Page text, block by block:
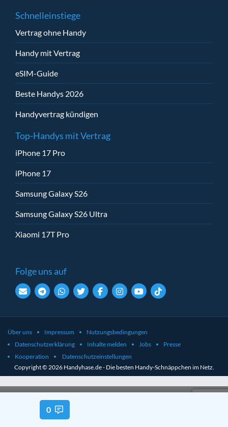
0
Schnelleinstiege
Vertrag ohne Handy
Handy mit Vertrag
eSIM-Guide
Beste Handys 2026
Handyvertrag kündigen
Top-Handys mit Vertrag
iPhone 17 Pro
iPhone 17
Samsung Galaxy S26
Samsung Galaxy S26 Ultra
Xiaomi 17T Pro
Folge uns auf
Über uns Impressum
Nutzungsbedingungen
Datenschutzerklärung
Inhalte melden Jobs
Presse
Kooperation
Datenschutzeinstellungen
Copyright © 2026 Handyhase.de - Die besten Handy-Schnäppchen im Netz.